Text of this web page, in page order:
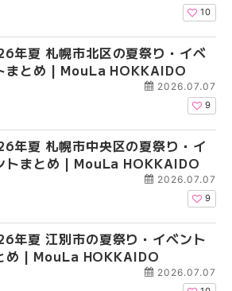
10
年夏 札幌市北区の夏祭り・イベ
まとめ | MouLa HOKKAIDO
2026.07.07
9
年夏 札幌市中央区の夏祭り・イ
トまとめ | MouLa HOKKAIDO
2026.07.07
9
年夏 江別市の夏祭り・イベント
め | MouLa HOKKAIDO
2026.07.07
2026年夏 札幌市豊平
ベントまとめ |
2026年夏 札幌市南区
ントまとめ | MouLa
2026年夏 札幌市中央
ベントまとめ |
札幌の麻辣湯（マーラ
め専門店6選！本場の
新店まで徹底比較 |
2026年夏 札幌市豊平
ベントまとめ |
【新千歳空港】新カー
業。「SUPER
ーパーラウンジアネッ